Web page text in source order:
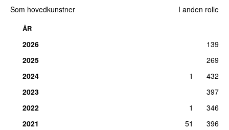
Ren
Før mig
2
Langt ude
2
Som hovedkunstner I anden rolle
ÅR
2026
139
2025
269
2024
1
432
2023
397
2022
1
346
2021
51
396